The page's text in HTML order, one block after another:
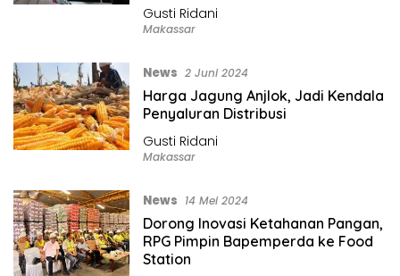
Gusti Ridani
Makassar
News 2 Juni 2024
Harga Jagung Anjlok, Jadi Kendala
Penyaluran Distribusi
Gusti Ridani
Makassar
News 14 Mei 2024
Dorong Inovasi Ketahanan Pangan,
RPG Pimpin Bapemperda ke Food
Station